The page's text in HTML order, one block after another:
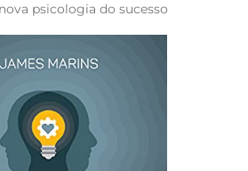
psicologia do sucesso